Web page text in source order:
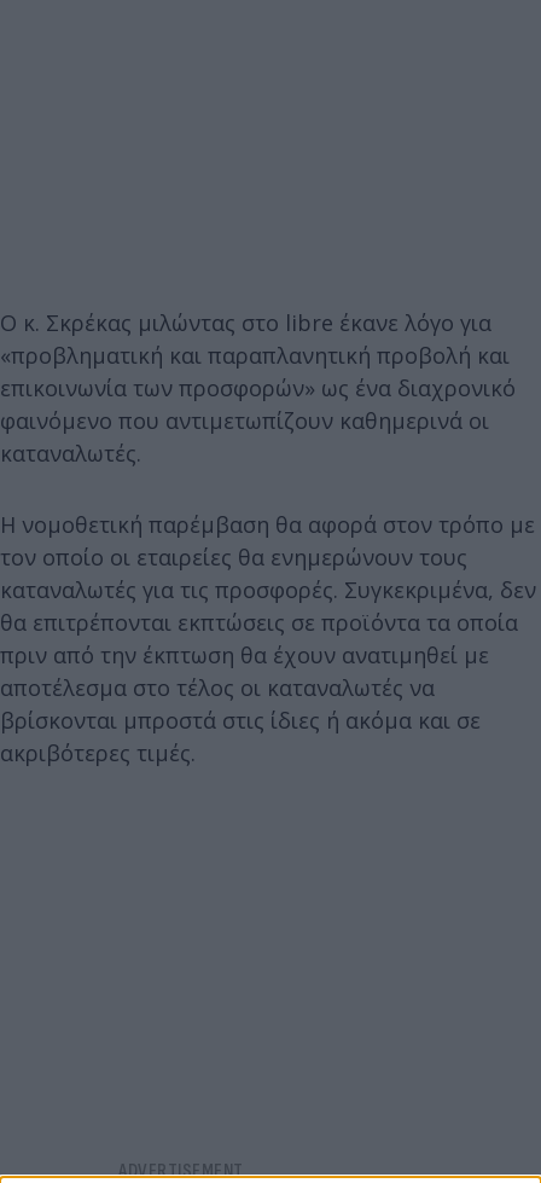
Ο κ. Σκρέκας μιλώντας στο libre έκανε λόγο για
«προβληματική και παραπλανητική προβολή και
επικοινωνία των προσφορών» ως ένα διαχρονικό
φαινόμενο που αντιμετωπίζουν καθημερινά οι
καταναλωτές.
Η νομοθετική παρέμβαση θα αφορά στον τρόπο με
τον οποίο οι εταιρείες θα ενημερώνουν τους
καταναλωτές για τις προσφορές. Συγκεκριμένα, δεν
θα επιτρέπονται εκπτώσεις σε προϊόντα τα οποία
πριν από την έκπτωση θα έχουν ανατιμηθεί με
αποτέλεσμα στο τέλος οι καταναλωτές να
βρίσκονται μπροστά στις ίδιες ή ακόμα και σε
ακριβότερες τιμές.